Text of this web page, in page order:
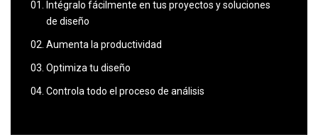
Intégralo fácilmente en tus proyectos y soluciones
de diseño
Aumenta la productividad
Optimiza tu diseño
Controla todo el proceso de análisis